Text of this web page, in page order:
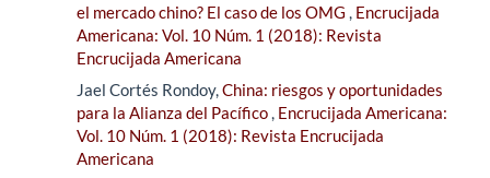
el mercado chino? El caso de los OMG , Encrucijada
Americana: Vol. 10 Núm. 1 (2018): Revista
Encrucijada Americana
Jael Cortés Rondoy,China: riesgos y oportunidades
para la Alianza del Pacífico, Encrucijada Americana:
Vol. 10 Núm. 1 (2018): Revista Encrucijada
Americana